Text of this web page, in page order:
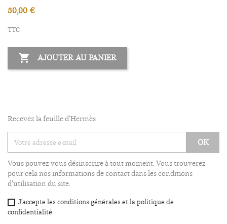
50,00 €
TTC
 AJOUTER AU PANIER
Recevez la feuille d'Hermès
Vous pouvez vous désinscrire à tout moment. Vous trouverez
pour cela nos informations de contact dans les conditions
d'utilisation du site.
J'accepte les conditions générales et la politique de
confidentialité